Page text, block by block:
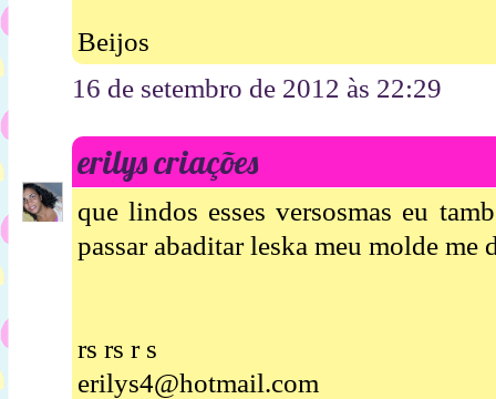
Beijos
16 de setembro de 2012 às 22:29
erilys criações
que lindos esses versosmas eu
passar abaditar leska meu molde me
rs rs r s
erilys4@hotmail.com